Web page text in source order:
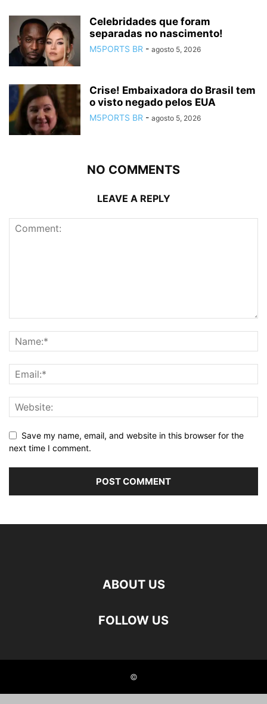
Celebridades que foram
separadas no nascimento!
M5PORTS BR - agosto 5, 2026
Crise! Embaixadora do Brasil tem
o visto negado pelos EUA
M5PORTS BR - agosto 5, 2026
NO COMMENTS
LEAVE A REPLY
Save my name, email, and website in this browser for the
next time I comment.
ABOUT US
FOLLOW US
©